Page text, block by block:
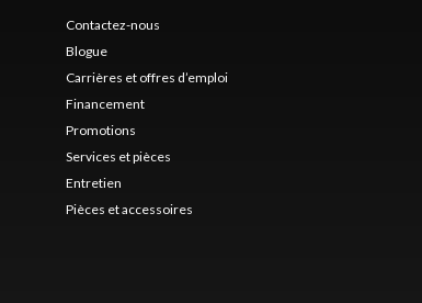
Contactez-nous
Blogue
Carrières et offres d’emploi
Financement
Promotions
Services et pièces
Entretien
Pièces et accessoires